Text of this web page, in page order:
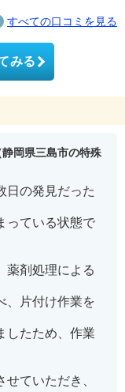
すべての口コミを見る
みる
静岡県三島市の特殊
日の発見だった
っている状態で
薬剤処理による
、片付け作業を
したため、作業
ていただき、